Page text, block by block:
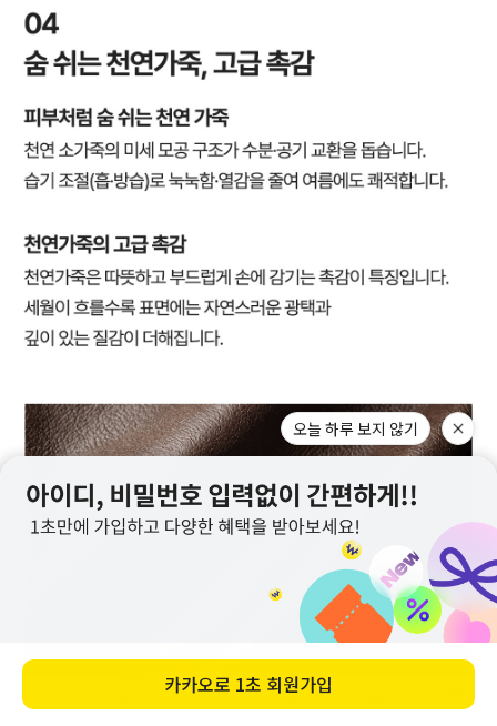
메뉴 홈 찜 장바구니 앱다운 마이
오늘 하루 보지 않기
카카오로 1초 회원가입